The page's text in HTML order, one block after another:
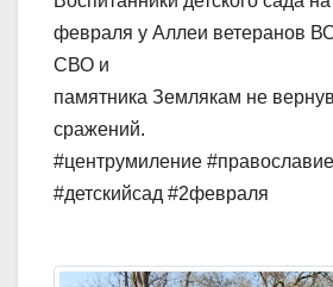
февраля у Аллеи ветеранов
СВО и
памятника Землякам не
сражений.
#центрумиление
#детскийсад #2февраля